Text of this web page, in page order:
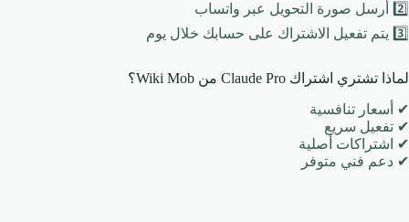
2️⃣ أرسل صورة التحويل عبر واتساب
3️⃣ يتم تفعيل الاشتراك على حسابك خلال يوم
لماذا تشتري اشتراك Claude Pro من Wiki Mob؟
✔ أسعار تنافسية
✔ تفعيل سريع
✔ اشتراكات أصلية
✔ دعم فني متوفر